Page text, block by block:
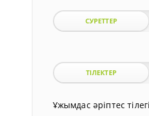
СУРЕТТЕР
ТІЛЕКТЕР
Ұжымдас әріптес тілегі